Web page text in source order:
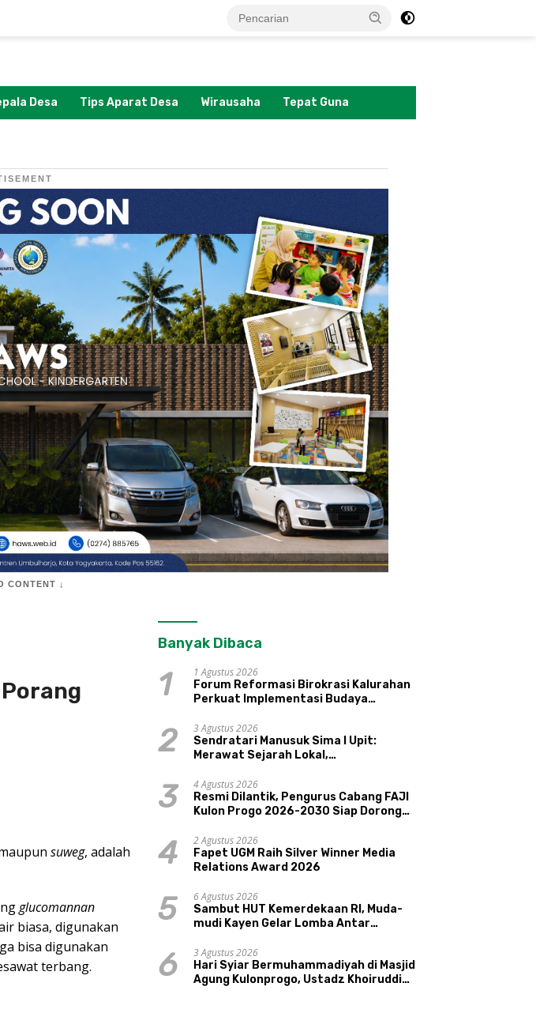
Desa Tips Aparat Desa Wirausaha Tepat Guna
CONTENT ↓
suweg, adalah
glucomannan
biasa, digunakan
bisa digunakan
terbang.
Banyak Dibaca
1
1 Agustus 2026
Forum Reformasi Birokrasi Kalurahan
Perkuat Implementasi Budaya
Kepamongan DIY
2
3 Agustus 2026
Sendratari Manusuk Sima I Upit:
Merawat Sejarah Lokal,
Pariwisata, dan Ekologi Klaten
3
4 Agustus 2026
Resmi Dilantik, Pengurus Cabang FAJI
Kulon Progo 2026-2030 Siap Dorong
Sungai Progo
4
2 Agustus 2026
Fapet UGM Raih Silver Winner Media
Relations Award 2026
5
6 Agustus 2026
Sambut HUT Kemerdekaan RI, Muda-
mudi Kayen Gelar Lomba Antar
6
3 Agustus 2026
Hari Syiar Bermuhammadiyah di Masjid
Agung Kulonprogo, Ustadz Khoiruddin